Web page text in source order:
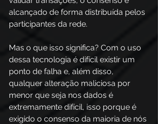
alcançado de forma distribuída pelos
participantes da rede.
Mas o que isso significa? Com o uso
dessa tecnologia é difícil existir um
ponto de falha e, além disso,
qualquer alteração maliciosa por
menor que seja nos dados é
extremamente difícil, isso porque é
exigido o consenso da maioria de nós